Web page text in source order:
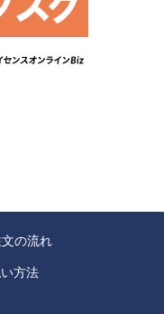
文の流れ
方法